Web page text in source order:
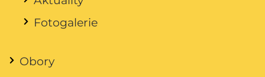
Fotogalerie
Obory